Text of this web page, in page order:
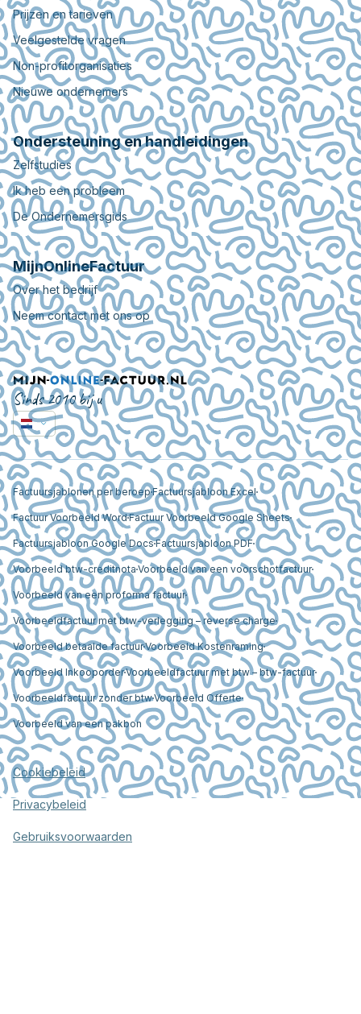
Prijzen en tarieven
Veelgestelde vragen
Non-profitorganisaties
Nieuwe ondernemers
Ondersteuning en handleidingen
Zelfstudies
Ik heb een probleem
De Ondernemersgids
MijnOnlineFactuur
Over het bedrijf
Neem contact met ons op
Sinds 2010 bij u
Factuursjablonen per beroep Factuursjabloon Excel
Factuur Voorbeeld WordFactuur Voorbeeld Google Sheets
Factuursjabloon Google DocsFactuursjabloon PDF
Voorbeeld btw-creditnota Voorbeeld van een voorschotfactuur
Voorbeeld van een proforma factuur
Voorbeeldfactuur met btw-verlegging – reverse charge
Voorbeeld betaalde factuurVoorbeeld Kostenraming
Voorbeeld InkooporderVoorbeeldfactuur met btw – btw-factuur
Voorbeeldfactuur zonder btwVoorbeeld Offerte
Voorbeeld van een pakbon
Cookiebeleid
Privacybeleid
Gebruiksvoorwaarden